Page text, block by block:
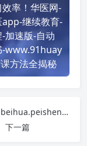
率！华医网-
继续教育-
加速版-自动
-www.91huay
方法全揭秘
北华大学-beihua.peishenjy.com 课程学习无压力！教你高效刷题技巧
下一篇